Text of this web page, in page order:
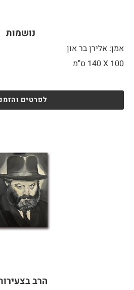
נושמות
אמן: אלירן בר און
100 X
לפרטים
הרב